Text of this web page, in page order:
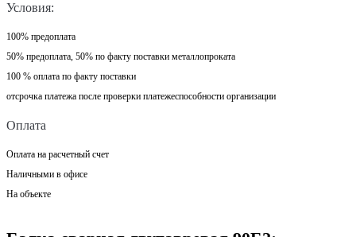
Условия:
100% предоплата
50% предоплата, 50% по факту поставки металлопроката
100 % оплата по факту поставки
отсрочка платежа после проверки платежеспособности организации
Оплата
Оплата на расчетный счет
Наличными в офисе
На объекте